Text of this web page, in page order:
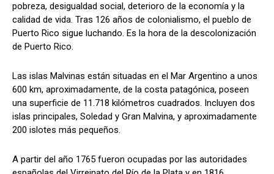
pobreza, desigualdad social, deterioro de la economía y la
calidad de vida. Tras 126 años de colonialismo, el pueblo de
Puerto Rico sigue luchando. Es la hora de la descolonización
de Puerto Rico.
Las islas Malvinas están situadas en el Mar Argentino a unos
600 km, aproximadamente, de la costa patagónica, poseen
una superficie de 11.718 kilómetros cuadrados. Incluyen dos
islas principales, Soledad y Gran Malvina, y aproximadamente
200 islotes más pequeños.
A partir del año 1765 fueron ocupadas por las autoridades